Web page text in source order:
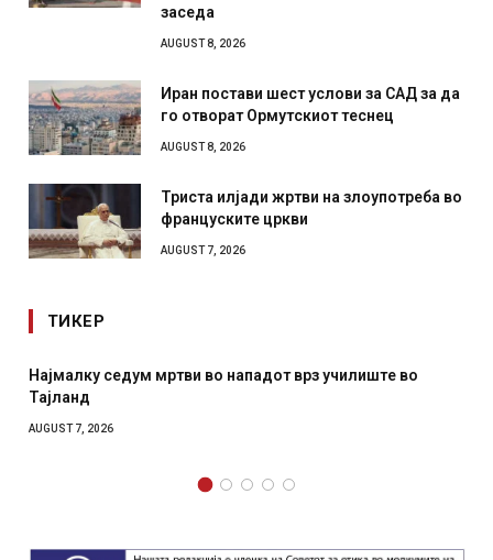
заседа
AUGUST 8, 2026
Иран постави шест услови за САД за да
го отворат Ормутскиот теснец
AUGUST 8, 2026
Триста илјади жртви на злоупотреба во
француските цркви
AUGUST 7, 2026
ТИКЕР
Најмалку седум мртви во нападот врз училиште во
Тајланд
AUGUST 7, 2026